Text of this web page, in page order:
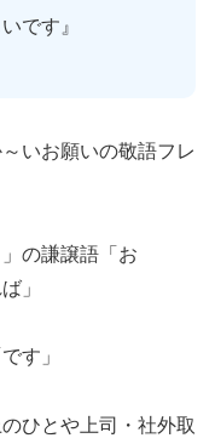
です』
いお願いの敬語フレ
の謙譲語「お
」
す」
ひとや上司・社外取